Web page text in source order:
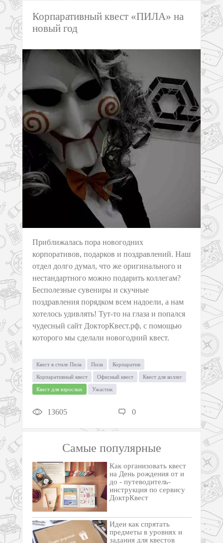
Корпаративный квест «ПИЛА» на
новый год
Приближалась пора новогодних
корпоративов, подарков и поздравлений. Наш
отдел долго думал, что же оригинального и
нестандартного можно подарить коллегам?
Бесполезные сувениры и скучные
поздравления порядком всем надоели, а нам
хотелось удивлять! Тут-то на глаза и попался
чудесный сайт ДокторКвест.рф, с помощью
которого мы сделали новогодний квест.
Квест в стиле Пила Пила Корпаратив
Корпаративный квест Офисный квест Квест для коллег
Квест для взрослых Ужастик
13605 0
Самые популярные
Как организовать квест
на День рождения от и
до - путеводитель-
инструкция по сервису
ДоктрКвест
Идеи как спрятать
предметы в уровнях и
задания для квестов